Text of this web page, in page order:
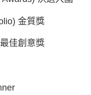
金質獎
佳創意獎